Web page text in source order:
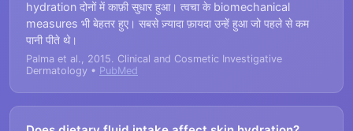
hydration दोनों में काफ़ी सुधार हुआ। त्वचा के biomechanical
measures भी बेहतर हुए। सबसे ज़्यादा फ़ायदा उन्हें हुआ जो पहले से कम
पानी पीते थे।
Palma et al., 2015. Clinical and Cosmetic Investigative
Dermatology • PubMed